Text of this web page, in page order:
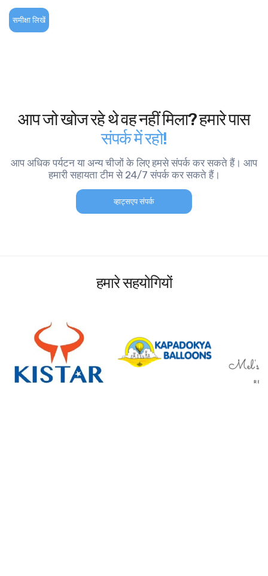
समीक्षा लिखें
आप जो खोज रहे थे वह नहीं मिला? हमारे पास
संपर्क में रहो!
आप अधिक पर्यटन या अन्य चीजों के लिए हमसे संपर्क कर सकते हैं। आप
हमारी सहायता टीम से 24/7 संपर्क कर सकते हैं।
व्हाट्सएप संपर्क
हमारे सहयोगियों